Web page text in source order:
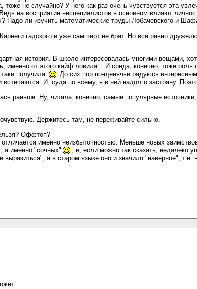
не случайно? У него как раз очень чувствуется эта
на восприятие неспециалистов в основном влияют
ли изучить математические труды Лобачевского и
гадского и уже сам чёрт не брат. Но всё равно
история. В школе интересовалась многими вещами,
именно от этого кайф ловила... И среда, конечно, тоже
получила
До сих пор по-щенячьи радуюсь
И, судя по всему, я в ней надолго застряну.
раньше. Ну, читала, конечно, самые популярные
Держитесь там, не переживайте сильно.
Оффтоп?
именно неизбыточностью. Меньше новых
а именно "сочных"
, и, если можно так сказать, недалеко
а в старом языке оно и значило "наверное",